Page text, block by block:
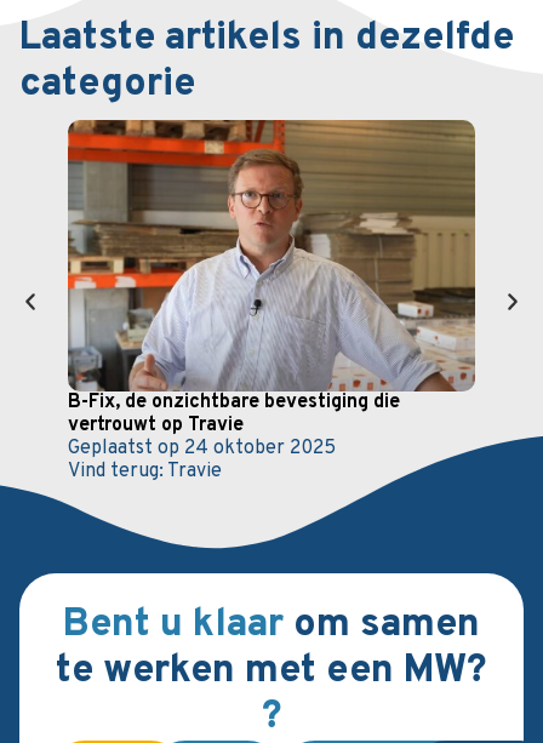
Laatste artikels in dezelfde
categorie
B-Fix, de onzichtbare bevestiging die
vertrouwt op Travie
Geplaatst op 24 oktober 2025
Vind terug: Travie
Bent u klaar om samen
te werken met een MW?
?